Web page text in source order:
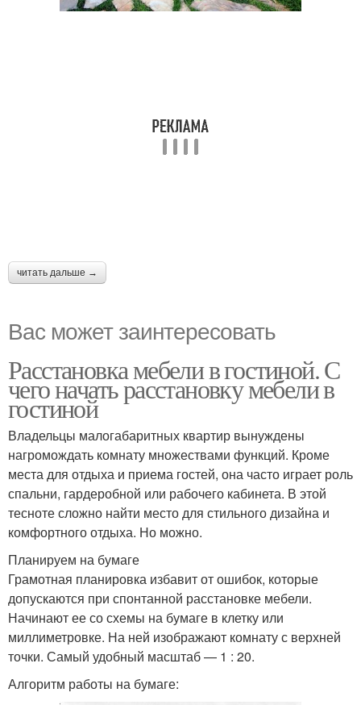
читать дальше →
Вас может заинтересовать
Расстановка мебели в гостиной. С
чего начать расстановку мебели в
гостиной
Владельцы малогабаритных квартир вынуждены
нагромождать комнату множествами функций. Кроме
места для отдыха и приема гостей, она часто играет роль
спальни, гардеробной или рабочего кабинета. В этой
тесноте сложно найти место для стильного дизайна и
комфортного отдыха. Но можно.
Планируем на бумаге
Грамотная планировка избавит от ошибок, которые
допускаются при спонтанной расстановке мебели.
Начинают ее со схемы на бумаге в клетку или
миллиметровке. На ней изображают комнату с верхней
точки. Самый удобный масштаб — 1 : 20.
Алгоритм работы на бумаге: